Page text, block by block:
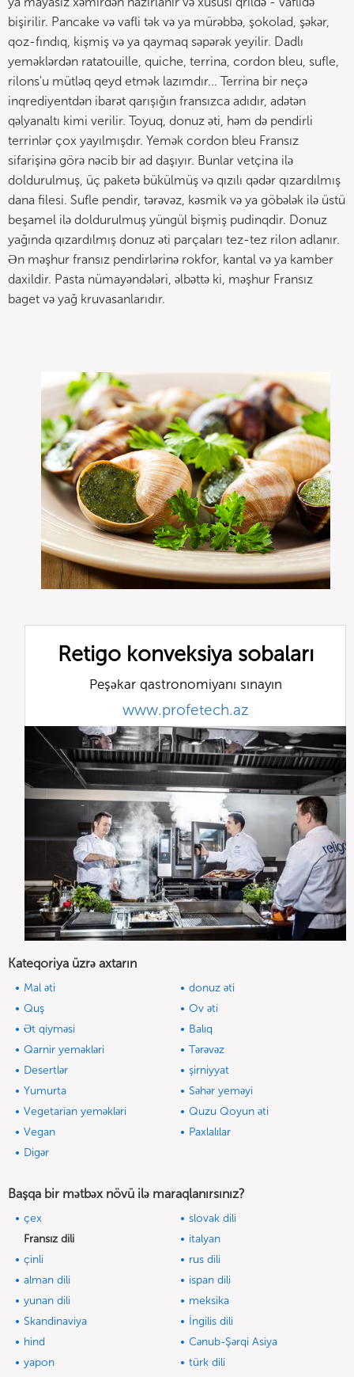
bişirilir. Pancake və vafli tək və ya mürəbbə, şokolad, şəkər,
qoz-fındıq, kişmiş və ya qaymaq səpərək yeyilir. Dadlı
yeməklərdən ratatouille, quiche, terrina, cordon bleu, sufle,
rilons'u mütləq qeyd etmək lazımdır... Terrina bir neçə
inqrediyentdən ibarət qarışığın fransızca adıdır, adətən
qəlyanaltı kimi verilir. Toyuq, donuz əti, həm də pendirli
terrinlər çox yayılmışdır. Yemək cordon bleu Fransız
sifarişinə görə nəcib bir ad daşıyır. Bunlar vetçina ilə
doldurulmuş, üç paketə bükülmüş və qızılı qədər qızardılmış
dana filesi. Sufle pendir, tərəvəz, kəsmik və ya göbələk ilə üstü
beşamel ilə doldurulmuş yüngül bişmiş pudinqdir. Donuz
yağında qızardılmış donuz əti parçaları tez-tez rilon adlanır.
Ən məşhur fransız pendirlərinə rokfor, kantal və ya kamber
daxildir. Pasta nümayəndələri, əlbəttə ki, məşhur Fransız
baget və yağ kruvasanlarıdır.
Retigo konveksiya sobaları
Peşəkar qastronomiyanı sınayın
www.profetech.az
Kateqoriya üzrə axtarın
Mal əti
donuz əti
Quş
Ov əti
Ət qiyməsi
Balıq
Qarnir yeməkləri
Tərəvəz
Desertlər
şirniyyat
Yumurta
Səhər yeməyi
Vegetarian yeməkləri
Quzu Qoyun əti
Vegan
Paxlalılar
Digər
Başqa bir mətbəx növü ilə maraqlanırsınız?
çex
slovak dili
Fransız dili
italyan
çinli
rus dili
alman dili
ispan dili
yunan dili
meksika
Skandinaviya
İngilis dili
hind
Cənub-Şərqi Asiya
yapon
türk dili